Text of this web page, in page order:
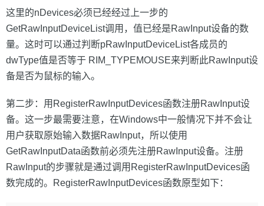
这里的nDevices必须已经经过上一步的
GetRawInputDeviceList调用，值已经是RawInput设备的数
量。这时可以通过判断pRawInputDeviceList各成员的
dwType值是否等于 RIM_TYPEMOUSE来判断此RawInput设
备是否为鼠标的输入。
第二步：用RegisterRawInputDevices函数注册RawInput设
备。这一步最需要注意，在Windows中一般情况下并不会让
用户获取原始输入数据RawInput，所以使用
GetRawInputData函数前必须先注册RawInput设备。注册
RawInput的步骤就是通过调用RegisterRawInputDevices函
数完成的。RegisterRawInputDevices函数原型如下：